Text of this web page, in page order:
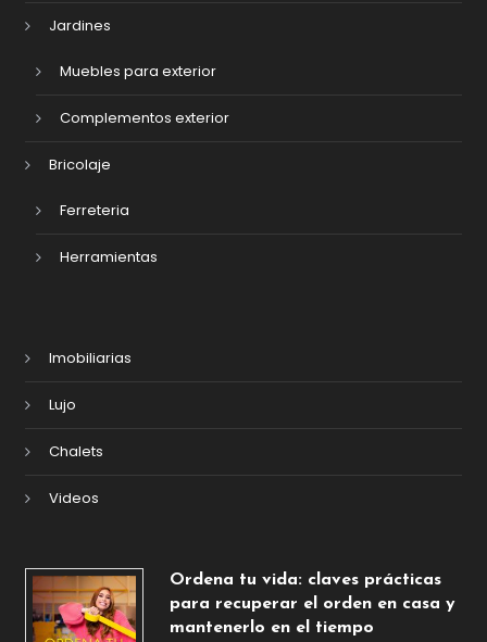
Jardines
Muebles para exterior
Complementos exterior
Bricolaje
Ferreteria
Herramientas
Imobiliarias
Lujo
Chalets
Videos
Ordena tu vida: claves prácticas
para recuperar el orden en casa y
mantenerlo en el tiempo